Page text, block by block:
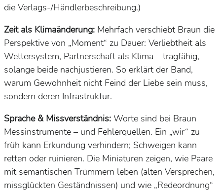
die Verlags-/Händlerbeschreibung.)
Zeit als Klimaänderung: Mehrfach verschiebt Braun die
Perspektive von „Moment“ zu Dauer: Verliebtheit als
Wettersystem, Partnerschaft als Klima – tragfähig,
solange beide nachjustieren. So erklärt der Band,
warum Gewohnheit nicht Feind der Liebe sein muss,
sondern deren Infrastruktur.
Sprache & Missverständnis: Worte sind bei Braun
Messinstrumente – und Fehlerquellen. Ein „wir“ zu
früh kann Erkundung verhindern; Schweigen kann
retten oder ruinieren. Die Miniaturen zeigen, wie Paare
mit semantischen Trümmern leben (alten Versprechen,
missglückten Geständnissen) und wie „Redeordnung“